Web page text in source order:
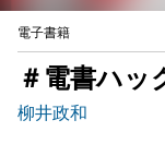
電子書籍
＃電書ハッ
柳井政和